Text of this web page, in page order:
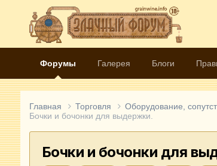
Форумы Галерея Блоги
Главная Торговля Оборудование,
Бочки и бочонки для выдержки.
Бочки и бочонки для